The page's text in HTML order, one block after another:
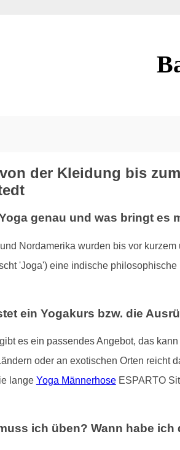
der Kleidung bis
genau und was bringt es
und Nordamerika wurden bis vor
'Joga') eine indische
ein Yogakurs bzw. die
es ein passendes Angebot, das
oder an exotischen Orten reicht
lange Yoga MännerhoseESPARTO
ich üben? Wann habe ich